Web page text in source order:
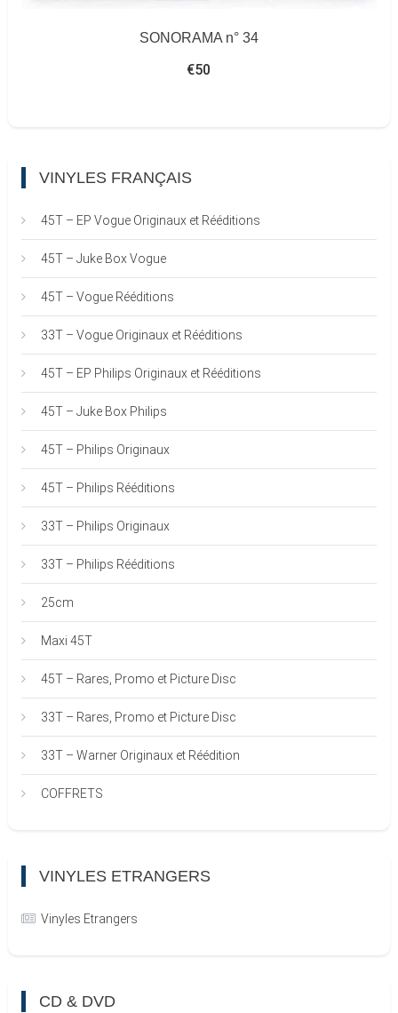
SONORAMA n° 34
€50
VINYLES FRANÇAIS
45T – EP Vogue Originaux et Rééditions
45T – Juke Box Vogue
45T – Vogue Rééditions
33T – Vogue Originaux et Rééditions
45T – EP Philips Originaux et Rééditions
45T – Juke Box Philips
45T – Philips Originaux
45T – Philips Rééditions
33T – Philips Originaux
33T – Philips Rééditions
25cm
Maxi 45T
45T – Rares, Promo et Picture Disc
33T – Rares, Promo et Picture Disc
33T – Warner Originaux et Réédition
COFFRETS
VINYLES ETRANGERS
Vinyles Etrangers
CD & DVD